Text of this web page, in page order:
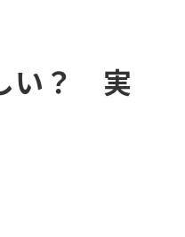
い？ 実